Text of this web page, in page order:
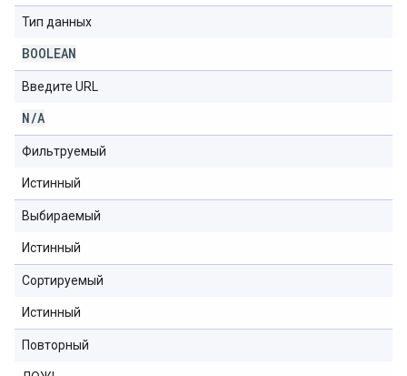
Тип данных
BOOLEAN
Введите URL
N/A
Фильтруемый
Истинный
Выбираемый
Истинный
Сортируемый
Истинный
Повторный